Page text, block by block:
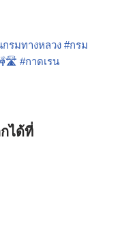
กรมทางหลวง #กรม
#กาดเรน
ได้ที่